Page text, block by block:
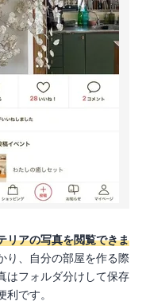
リアの写真を閲覧できま
り、自分の部屋を作る際
はフォルダ分けして保存
です。